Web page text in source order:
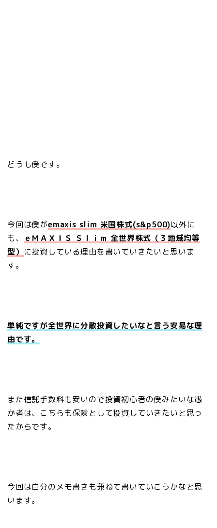
どうも僕です。
今回は僕がemaxis slim 米国株式(s&p500)以外に
も、
ｅＭＡＸＩＳ Ｓｌｉｍ 全世界株式（３地域均等
型） に投資している理由を書いていきたいと思いま
す。
単純ですが全世界に分散投資したいなと言う安易な理
由です。
また信託手数料も安いので投資初心者の僕みたいな愚
か者は、こちらも保険として投資していきたいと思っ
たからです。
今回は自分のメモ書きも兼ねて書いていこうかなと思
います。